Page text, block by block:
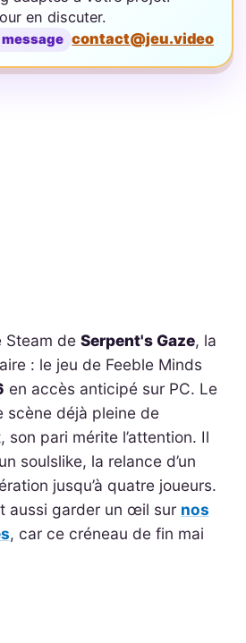
en discuter.
contact@jeu.video
Steam de Serpent's Gaze, la
: le jeu de Feeble Minds
en accès anticipé sur PC. Le
scène déjà pleine de
son pari mérite l’attention. Il
soulslike, la relance d’un
jusqu’à quatre joueurs.
aussi garder un œil sur nos
, car ce créneau de fin mai